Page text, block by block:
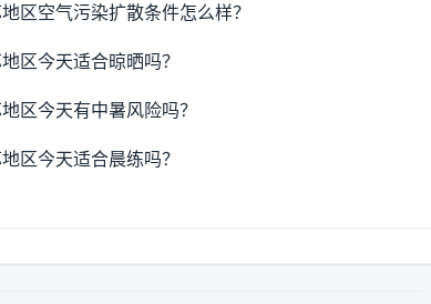
区空气污染扩散条件怎么样？
区今天适合晾晒吗？
区今天有中暑风险吗？
区今天适合晨练吗？